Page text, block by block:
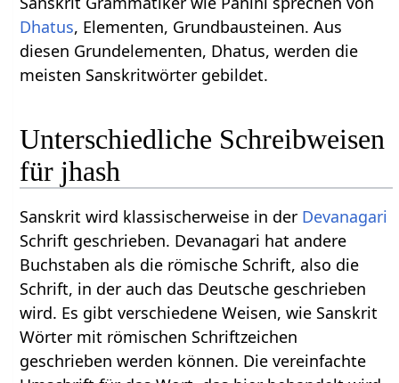
Dhatus, Elementen, Grundbausteinen. Aus
diesen Grundelementen, Dhatus, werden die
meisten Sanskritwörter gebildet.
Unterschiedliche Schreibweisen
für jhash
Sanskrit wird klassischerweise in der Devanagari
Schrift geschrieben. Devanagari hat andere
Buchstaben als die römische Schrift, also die
Schrift, in der auch das Deutsche geschrieben
wird. Es gibt verschiedene Weisen, wie Sanskrit
Wörter mit römischen Schriftzeichen
geschrieben werden können. Die vereinfachte